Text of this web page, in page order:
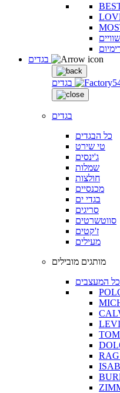
בגדים
בגדים
כל הבגדים
טי שירט
ג'ינסים
שמלות
חולצות
מכנסיים
בגדי ים
סריגים
סווטשרטים
ז'קטים
מעילים
מותגים מובילים
כל המעצבים